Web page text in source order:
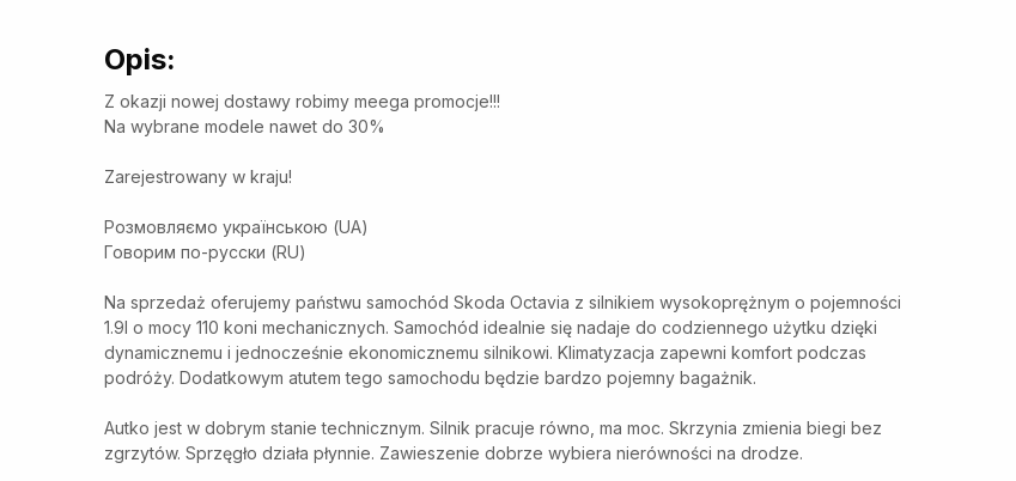
Opis:
Z okazji nowej dostawy robimy meega promocje!!!
Na wybrane modele nawet do 30%
Zarejestrowany w kraju!
Розмовляємо українською (UA)
Говорим по-русски (RU)
Na sprzedaż oferujemy państwu samochód Skoda Octavia z silnikiem wysokoprężnym o pojemności
1.9l o mocy 110 koni mechanicznych. Samochód idealnie się nadaje do codziennego użytku dzięki
dynamicznemu i jednocześnie ekonomicznemu silnikowi. Klimatyzacja zapewni komfort podczas
podróży. Dodatkowym atutem tego samochodu będzie bardzo pojemny bagażnik.
Autko jest w dobrym stanie technicznym. Silnik pracuje równo, ma moc. Skrzynia zmienia biegi bez
zgrzytów. Sprzęgło działa płynnie. Zawieszenie dobrze wybiera nierówności na drodze.